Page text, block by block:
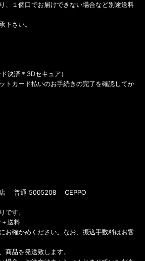
、１個口でお届けできない場合など別途送料
下さい。
決済＊3Dセキュア）
トカード払いのお手続きの完了を確認してか
普通 5005208 CEPPO
です。
送料
お確かめください。なお、振込手数料はお客
商品を発送致します。